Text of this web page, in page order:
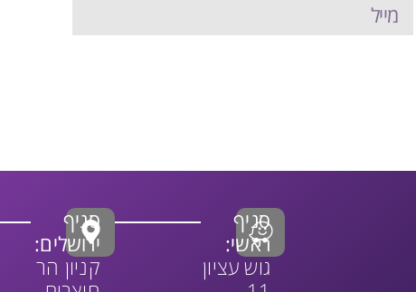
סניף
ראשי:
גוש עציון
סניף
ירושלים:
קניון הר